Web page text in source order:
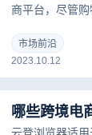
商平台，尽管
隐私和安全构
反追踪浏览器应
Shopee电商工
市场前沿
2023.10.12
云登浏览器适